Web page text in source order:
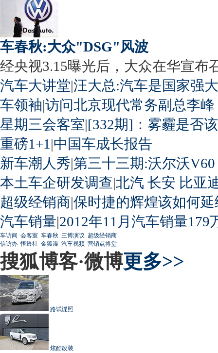
车春秋:大众"DSG"风波
经央视3.15曝光后，大众在华宣布
汽车大讲堂|汪大总:汽车是国家强
车领袖|访问北京现代常务副总李峰
星期三会客室|[332期]：雾霾是否
重磅1+1 |中国车成长报告
新车潮人秀|第三十三期:沃尔沃
本土车企研发调查|北汽 长安 比亚
超级经销商|保时捷的辉煌该如何延
汽车销量|2012年11月汽车销量179
车访间 会客室 车春秋 三博演议 超级经销商
信访办 悟透社 金狐谍 汽车视频 营销点将堂
搜狐博客·微博更多>>
路试谍照
炫酷改装